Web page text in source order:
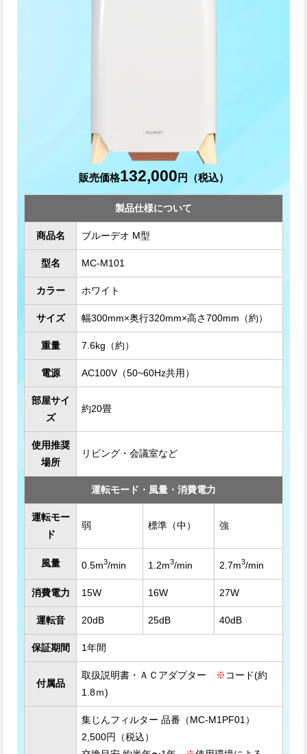
販売価格132,000 円（税込）
製品仕様について
商品名 ブルーデオ M型
型名 MC-M101
カラー ホワイト
サイズ 幅300mm×奥行320mm×高さ700mm（約）
重量 7.6kg（約）
電源 AC100V（50~60Hz共用）
部屋サイ
ズ
約20畳
使用推奨
場所
リビング・会議室など
運転モード・風量・消費電力
運転モー
ド
弱 標準（中） 強
風量 0.5m3/min 1.2m3/min 2.7m3/min
消費電力 15W 16W 27W
運転音 20dB 25dB 40dB
保証期間 1年間
付属品
取扱説明書・ＡＣアダプター ※ コード(約
1.8ｍ)
集じんフィルター 品番（MC-M1PF01）
2,500円（税込）